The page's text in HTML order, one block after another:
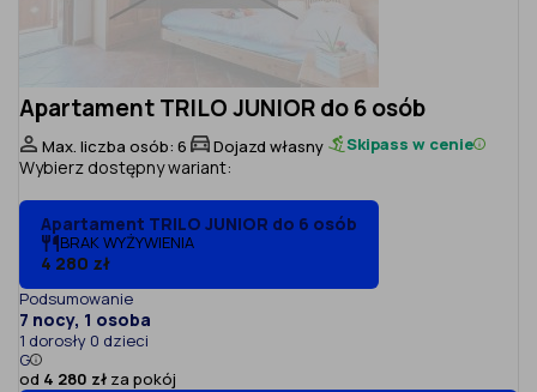
Apartament TRILO JUNIOR do 6 osób
Max. liczba osób: 6 Dojazd własny Skipass w cenie
Wybierz dostępny wariant:
Apartament TRILO JUNIOR do 6 osób
BRAK WYŻYWIENIA
4 280 zł
Podsumowanie
7 nocy, 1 osoba
1 dorosły 0 dzieci
G
od 4 280 zł za pokój